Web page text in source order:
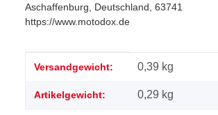
Aschaffenburg, Deutschland, 63741
https://www.motodox.de
Produkteigenschaft
Wert
Versandgewicht: 0,39 kg
Artikelgewicht: 0,29 kg